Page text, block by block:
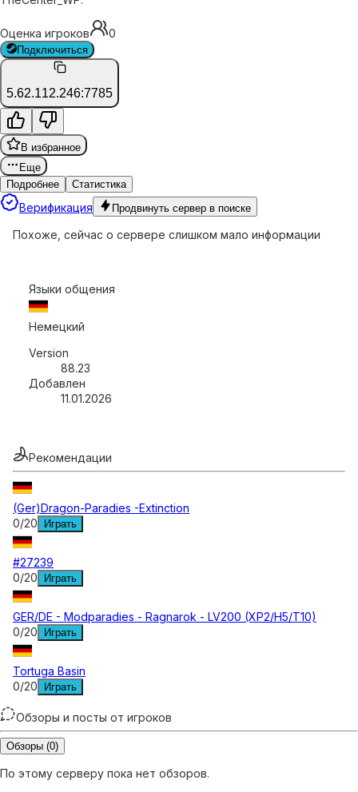
Оценка игроков 0
Подключиться
5.62.112.246:7785
В избранное
Еще
Подробнее
Статистика
Верификация Продвинуть сервер в поиске
Похоже, сейчас о сервере слишком мало информации
Языки общения
Немецкий
Version
88.23
Добавлен
11.01.2026
Рекомендации
(Ger)Dragon-Paradies -Extinction
0/20 Играть
#27239
0/20 Играть
GER/DE - Modparadies - Ragnarok - LV200 (XP2/H5/T10)
0/20 Играть
Tortuga Basin
0/20 Играть
Обзоры и посты от игроков
Обзоры (0)
По этому серверу пока нет обзоров.